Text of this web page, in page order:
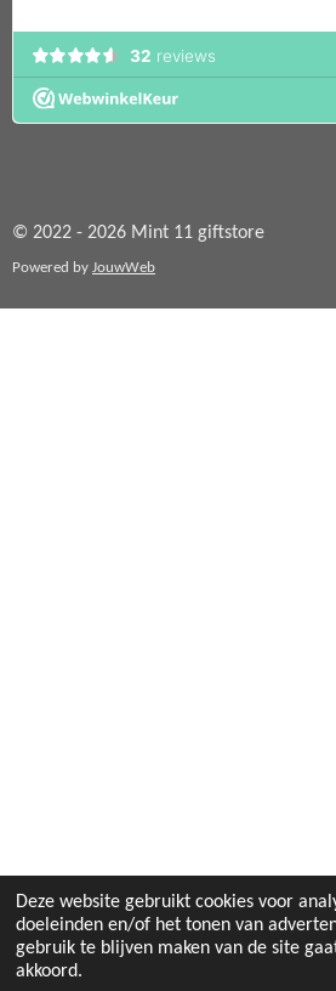
Deze website gebruikt cookies voor
doeleinden en/of het tonen van
gebruik te blijven maken van de site
akkoord.
© 2022 - 2026 Mint 11 giftstore
Powered by JouwWeb